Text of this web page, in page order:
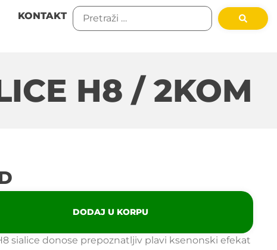
KONTAKT
H8 / 2KOM
DODAJ U KORPU
sialice donose prepoznatljiv plavi ksenonski efekat